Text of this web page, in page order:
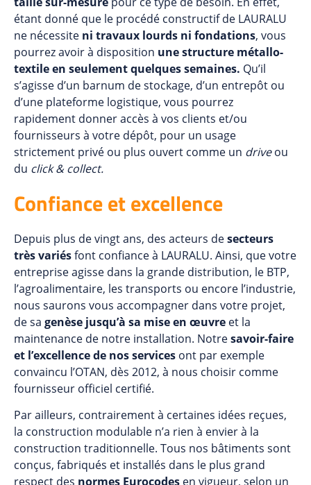
étant donné que le procédé constructif de LAURALU
ne nécessite ni travaux lourds ni fondations, vous
pourrez avoir à disposition une structure métallo-
textile en seulement quelques semaines. Qu’il
s’agisse d’un barnum de stockage, d’un entrepôt ou
d’une plateforme logistique, vous pourrez
rapidement donner accès à vos clients et/ou
fournisseurs à votre dépôt, pour un usage
strictement privé ou plus ouvert comme un drive ou
du click & collect.
Confiance et excellence
Depuis plus de vingt ans, des acteurs desecteurs
très variésfont confiance à LAURALU. Ainsi, que votre
entreprise agisse dans la grande distribution, le BTP,
l’agroalimentaire, les transports ou encore l’industrie,
nous saurons vous accompagner dans votre projet,
de sa genèse jusqu’à sa mise en œuvre et la
maintenance de notre installation. Notresavoir-faire
et l’excellence de nos services ont par exemple
convaincu l’OTAN, dès 2012, à nous choisir comme
fournisseur officiel certifié.
Par ailleurs, contrairement à certaines idées reçues,
la construction modulable n’a rien à envier à la
construction traditionnelle. Tous nos bâtiments sont
conçus, fabriqués et installés dans le plus grand
respect des normes Eurocodes en vigueur, selon un